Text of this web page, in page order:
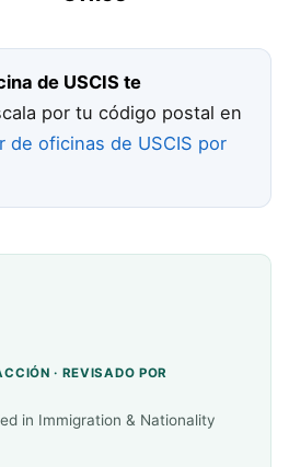
de USCIS te
por tu código postal en
de oficinas de USCIS por
· REVISADO POR
in Immigration & Nationality